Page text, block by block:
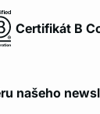
Certifikát B
našeho